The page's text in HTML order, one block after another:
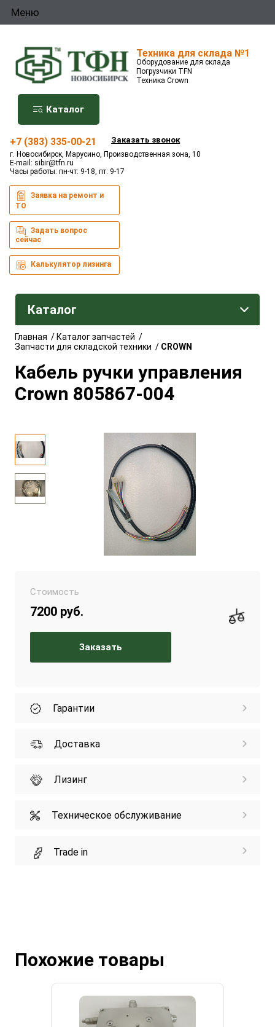
Меню
Техника для склада №1
Оборудование для склада
Погрузчики TFN
Техника Crown
Каталог
+7 (383) 335-00-21 Заказать звонок
г. Новосибирск, Марусино, Производственная зона, 10
E-mail: sibir@tfn.ru
Часы работы: пн-чт: 9-18, пт: 9-17
Заявка на ремонт и
ТО
Задать вопрос
сейчас
Калькулятор лизинга
Каталог
Главная /Каталог запчастей /
Запчасти для складской техники / CROWN
Кабель ручки управления
Crown 805867-004
Стоимость
7200 руб.
Заказать
Гарантии
Доставка
Лизинг
Техническое обслуживание
Trade in
Похожие товары